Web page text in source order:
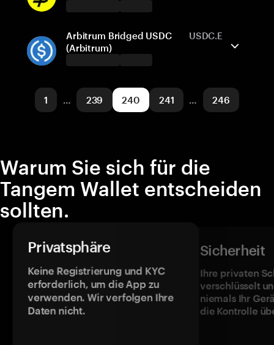
Unterstützte Netzwerke
Avalanche
Senden/Empfangen
Kaufen
Tauschen
Unterstützte Netzwerke
Blast
Arbitrum Bridged USDC
(Arbitrum)
USDC.E
Senden/Empfangen
Kaufen
Tauschen
Arbitrum One
1 … 239 240 241 … 246
Warum Sie sich für die
Tangem Wallet entscheiden
sollten.
Privatsphäre
Keine Registrierung und KYC
erforderlich, um die App zu
verwenden. Wir verfolgen Ihre
Daten nicht.
Sicherheit
Ihre privaten
verschlüsselt
niemals Ihr
die Kontrolle